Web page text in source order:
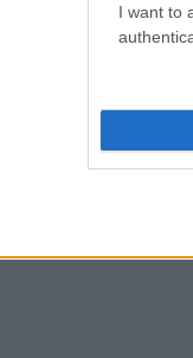
I want to